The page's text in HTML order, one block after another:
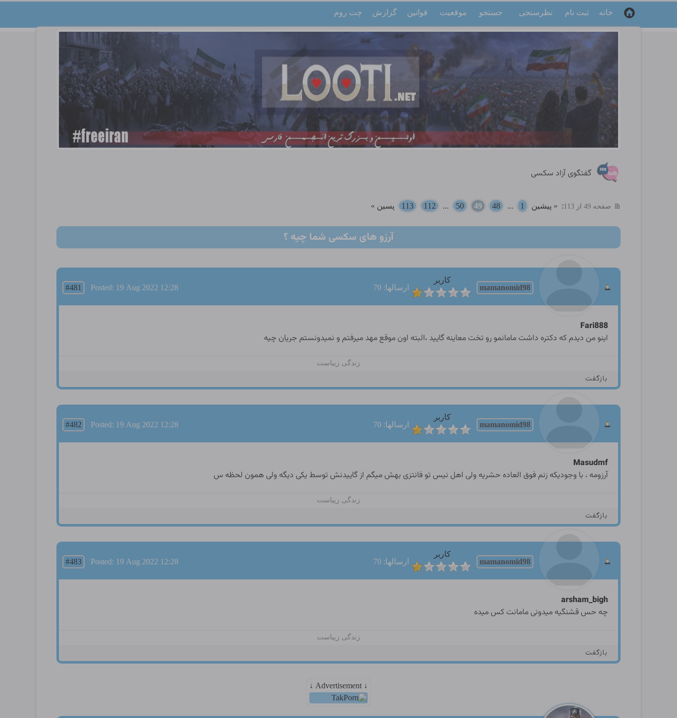
خانه ثبت نام نظرسنجی جستجو موقعیت قوانین گزارش چت روم
گفتگوی آزاد سکسی
صفحه 49 از 113 : « پیشین 1
...
48
49
50
...
112
113 پسین »
آرزو های سکسی شما چیه ؟
mamanomid98
کاربر
ارسالها: 70
#481 Posted: 19 Aug 2022 12:28
Fari888
اینو من دیدم که دکتره داشت مامانمو رو تخت معاینه گایید ،البته اون موقع مهد میرفتم و نمیدونستم جریان چیه
زندگی زیباست
بازگفت
mamanomid98
کاربر
ارسالها: 70
#482 Posted: 19 Aug 2022 12:28
Masudmf
آرزومه ، با وجودیکه زنم فوق العاده حشریه ولی اهل نیس تو فانتزی بهش میگم از گاییدنش توسط یکی دیگه ولی همون لحظه س
زندگی زیباست
بازگفت
mamanomid98
کاربر
ارسالها: 70
#483 Posted: 19 Aug 2022 12:28
arsham_bigh
چه حس قشنگیه میدونی مامانت کس میده
زندگی زیباست
بازگفت
↓ Advertisement ↓